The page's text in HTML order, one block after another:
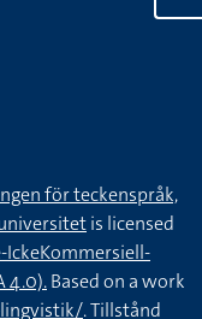
för teckenspråk,
is licensed
IckeKommersiell-
4.0).Based on a work
. Tillstånd